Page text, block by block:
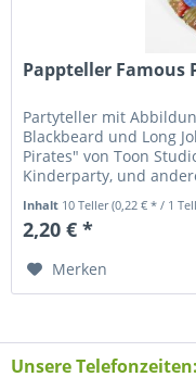
Pappteller Famous
Partyteller mit
Blackbeard und Long
Pirates" von Toon
Kinderparty, und
Inhalt 10 Teller(0,22 € * / 1
2,20 € *
Merken
Unsere Telefonzeiten: